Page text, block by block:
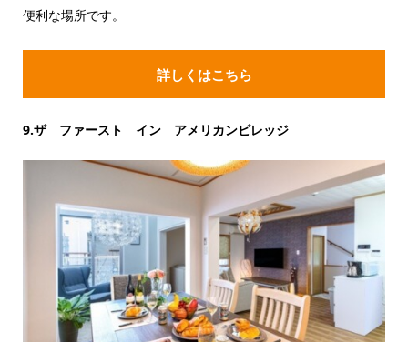
便利な場所です。
詳しくはこちら
9.ザ ファースト イン アメリカンビレッジ